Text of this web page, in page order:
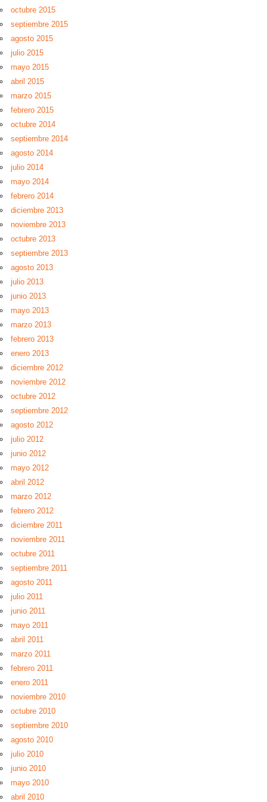
octubre 2015
septiembre 2015
agosto 2015
julio 2015
mayo 2015
abril 2015
marzo 2015
febrero 2015
octubre 2014
septiembre 2014
agosto 2014
julio 2014
mayo 2014
febrero 2014
diciembre 2013
noviembre 2013
octubre 2013
septiembre 2013
agosto 2013
julio 2013
junio 2013
mayo 2013
marzo 2013
febrero 2013
enero 2013
diciembre 2012
noviembre 2012
octubre 2012
septiembre 2012
agosto 2012
julio 2012
junio 2012
mayo 2012
abril 2012
marzo 2012
febrero 2012
diciembre 2011
noviembre 2011
octubre 2011
septiembre 2011
agosto 2011
julio 2011
junio 2011
mayo 2011
abril 2011
marzo 2011
febrero 2011
enero 2011
noviembre 2010
octubre 2010
septiembre 2010
agosto 2010
julio 2010
junio 2010
mayo 2010
abril 2010